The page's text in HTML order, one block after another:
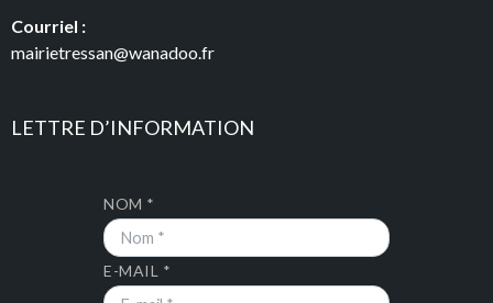
Courriel :
mairietressan@wanadoo.fr
LETTRE D’INFORMATION
NOM *
E-MAIL *